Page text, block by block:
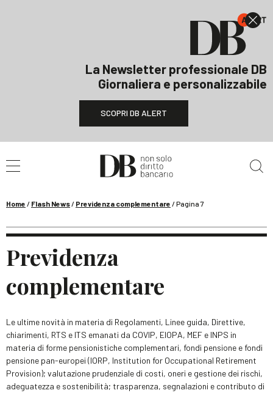
La Newsletter professionale DB
Giornaliera e personalizzabile
SCOPRI DB ALERT
Home / Flash News/ Previdenza complementare /Pagina 7
Previdenza
complementare
Le ultime novità in materia di Regolamenti, Linee guida, Direttive,
chiarimenti, RTS e ITS emanati da COVIP, EIOPA, MEF e INPS in
materia di forme pensionistiche complementari, fondi pensione e fondi
pensione pan-europei (IORP, Institution for Occupational Retirement
Provision); valutazione prudenziale di costi, oneri e gestione dei rischi,
adeguatezza e sostenibilità; trasparenza, segnalazioni e contributo di